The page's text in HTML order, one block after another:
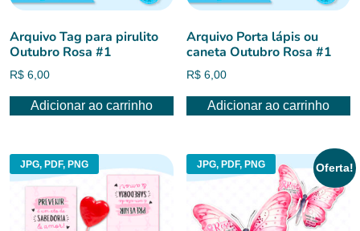
Arquivo Tag para pirulito
Outubro Rosa #1
R$ 6,00
Adicionar ao carrinho
Arquivo Porta lápis ou
caneta Outubro Rosa #1
R$ 6,00
Adicionar ao carrinho
JPG, PDF, PNG JPG, PDF, PNG Oferta!